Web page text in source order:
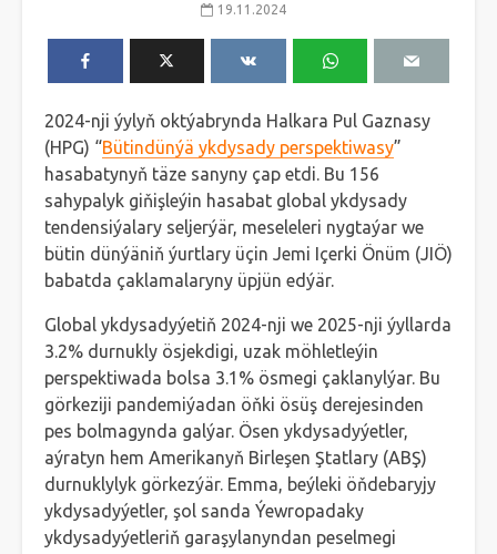
19.11.2024
2024-nji ýylyň oktýabrynda Halkara Pul Gaznasy
(HPG) “Bütindünýä ykdysady perspektiwasy”
hasabatynyň täze sanyny çap etdi. Bu 156
sahypalyk giňişleýin hasabat global ykdysady
tendensiýalary seljerýär, meseleleri nygtaýar we
bütin dünýäniň ýurtlary üçin Jemi Içerki Önüm (JIÖ)
babatda çaklamalaryny üpjün edýär.
Global ykdysadyýetiň 2024-nji we 2025-nji ýyllarda
3.2% durnukly ösjekdigi, uzak möhletleýin
perspektiwada bolsa 3.1% ösmegi çaklanylýar. Bu
görkeziji pandemiýadan öňki ösüş derejesinden
pes bolmagynda galýar. Ösen ykdysadyýetler,
aýratyn hem Amerikanyň Birleşen Ştatlary (ABŞ)
durnuklylyk görkezýär. Emma, beýleki öňdebaryjy
ykdysadyýetler, şol sanda Ýewropadaky
ykdysadyýetleriň garaşylanyndan peselmegi